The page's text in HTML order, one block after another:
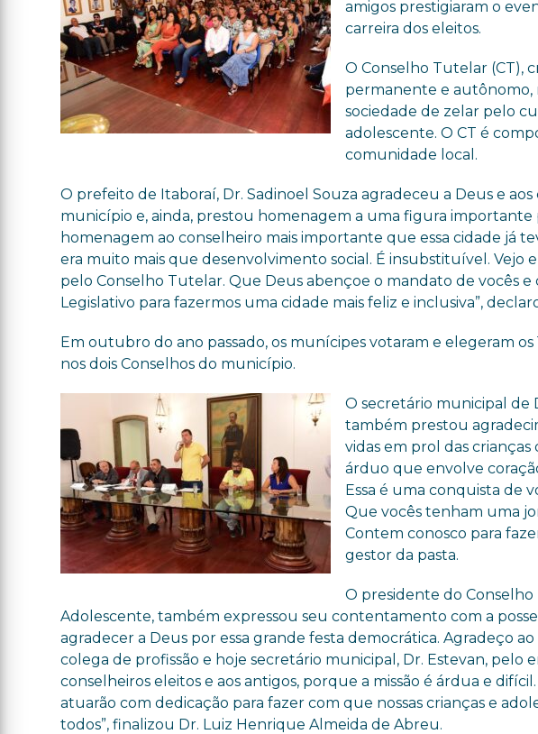
amigos prestigiaram o
carreira dos eleitos.
O Conselho Tutelar (CT),
permanente e autônomo,
sociedade de zelar pelo
adolescente. O CT é
comunidade local.
O prefeito de Itaboraí, Dr.Sadinoel Souza agradeceu a Deus e
município e, ainda, prestou homenagem a uma figura importante
homenagem ao conselheiro mais importante que essa cidade já
era muito mais que desenvolvimento social. É insubstituível. Vejo
pelo Conselho Tutelar. Que Deus abençoe o mandato de vocês
Legislativo para fazermos uma cidade mais feliz e inclusiva”,
Em outubro do ano passado, os munícipes votaram e elegeram
nos dois Conselhos do município.
O secretário municipal de
também prestou
vidas em prol das
árduo que envolve
Essa é uma conquista de
Que vocês tenham uma
Contem conosco para
gestor da pasta.
O presidente do Conselho
Adolescente, também expressou seu contentamento com a
agradecer a Deus por essa grande festa democrática. Agradeço
colega de profissão e hoje secretário municipal, Dr. Estevan, pelo
conselheiros eleitos e aos antigos, porque a missão é árdua e
atuarão com dedicação para fazer com que nossas crianças e
todos”, finalizou Dr. Luiz Henrique Almeida de Abreu.